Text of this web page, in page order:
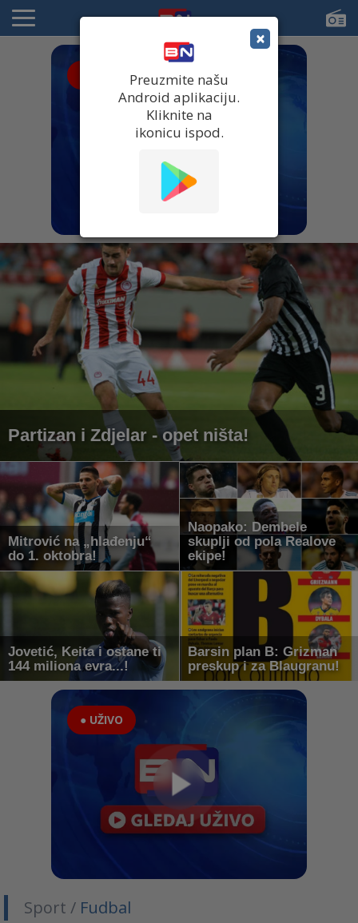
Partizan i Zdjelar - opet ništa!
Mitrović na „hlađenju“
do 1. oktobra!
Naopako: Dembele
skuplji od pola Realove
ekipe!
Jovetić, Keita i ostane ti
144 miliona evra...!
Barsin plan B: Grizman
preskup i za Blaugranu!
● UŽIVO
Sport / Fudbal
×
Preuzmite našu
Android aplikaciju.
Kliknite na
ikonicu ispod.